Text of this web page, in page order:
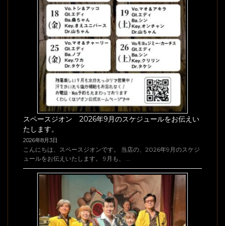
スペースジオン 2026年9月のスケジュールをお伝えい
たします。
2026年8月3日
こんにちは、スペースジオンです。 当店の、2026年9月のスケジ
ュールをお伝えいたします。 9月も、 …